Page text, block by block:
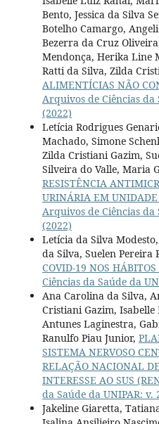
Bento, Jessica da Silva
Botelho Camargo,
Bezerra da Cruz
Mendonça, Herika Line
Ratti da Silva, Zilda
ALIMENTÍCIAS NÃO
Arquivos de Ciências da
(2022)
Letícia Rodrigues
Machado, Simone
Zilda Cristiani Gazim,
Silveira do Valle, Maria
RESISTÊNCIA
URINÁRIA EM
Arquivos de Ciências da
(2022)
Letícia da Silva
da Silva, Suelen Pereira
COVID-19 NOS
Ciências da Saúde da
Ana Carolina da Silva,
Cristiani Gazim,
Antunes Laginestra,
Ranulfo Piau Junior,
SISTEMA NERVOSO
RELAÇÃO NACIONAL
INTERESSE AO SUS
da Saúde da UNIPAR: v.
Jakeline Giaretta,